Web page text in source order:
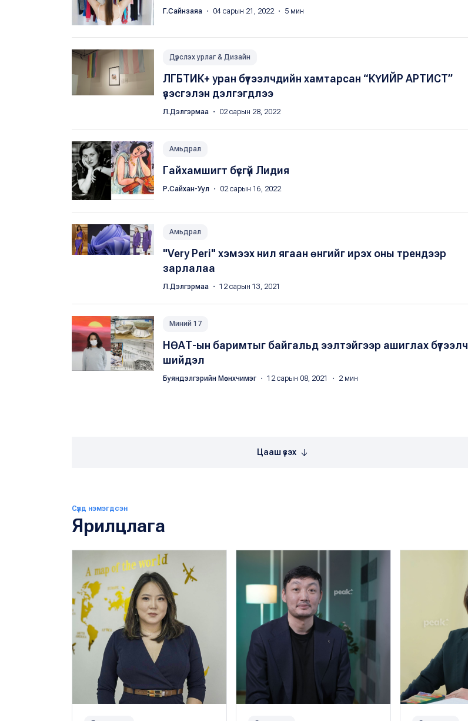
Г.Сайнзаяа ・ 04 сарын 21, 2022 ・ 5 мин
Дүрслэх урлаг & Дизайн
ЛГБТИК+ уран бүтээлчдийн хамтарсан “КҮИЙР АРТИСТ”
үзэсгэлэн дэлгэгдлээ
Л.Дэлгэрмаа ・ 02 сарын 28, 2022
Амьдрал
Гайхамшигт бүсгүй Лидия
Р.Сайхан-Уул ・ 02 сарын 16, 2022
Амьдрал
"Very Peri" хэмээх нил ягаан өнгийг ирэх оны трендээр
зарлалаа
Л.Дэлгэрмаа ・ 12 сарын 13, 2021
Миний 17
НӨАТ-ын баримтыг байгальд ээлтэйгээр ашиглах бүтээлч
шийдэл
Буяндэлгэрийн Мөнхчимэг ・ 12 сарын 08, 2021 ・ 2 мин
Цааш үзэх
Сүүлд нэмэгдсэн
Ярилцлага